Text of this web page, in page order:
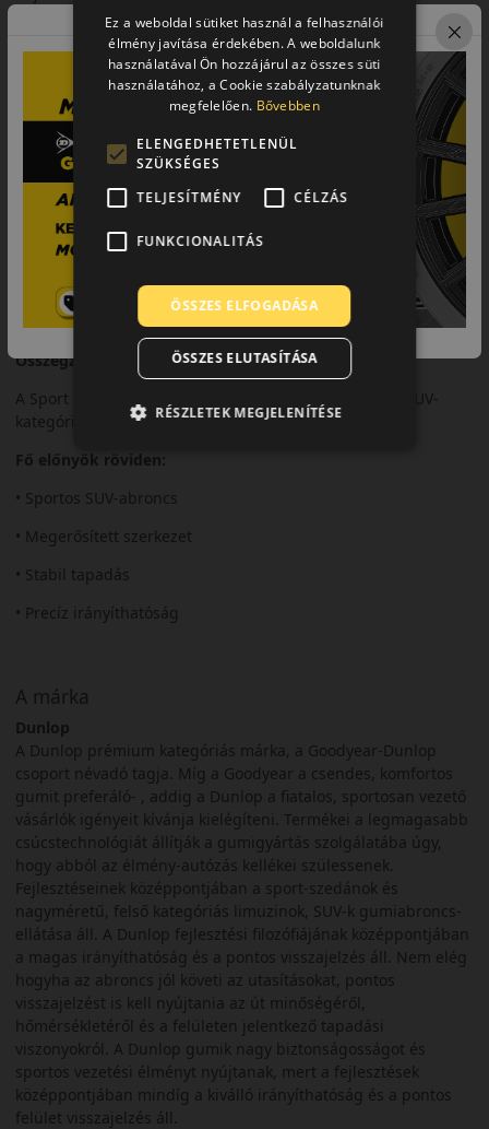
Futófelület és tapadás
Megerősített szerkezete stabil tapadást és pontos
irányíthatóságot biztosít.
Biztonsági jellemzők
Megbízható fékteljesítmény és jó menetstabilitás jellemzi.
Komfort és zajszint
Sportos karaktere mellett is kiegyensúlyozott komfortot nyújt.
Felhasználási ajánlás
SUV-khoz és crossoverekhez, dinamikus nyári vezetéshez.
Összegzés
A Sport Maxx RT2 SUV sportos vezetési élményt kínál SUV-
kategóriában is.
Fő előnyök röviden:
• Sportos SUV-abroncs
• Megerősített szerkezet
• Stabil tapadás
• Precíz irányíthatóság
A márka
Dunlop
A Dunlop prémium kategóriás márka, a Goodyear-Dunlop
csoport névadó tagja. Míg a Goodyear a csendes, komfortos
gumit preferáló- , addig a Dunlop a fiatalos, sportosan vezető
vásárlók igényeit kívánja kielégíteni. Termékei a legmagasabb
csúcstechnológiát állítják a gumigyártás szolgálatába úgy,
hogy abból az élmény-autózás kellékei szülessenek.
Fejlesztéseinek középpontjában a sport-szedánok és
nagyméretű, felső kategóriás limuzinok, SUV-k gumiabroncs-
ellátása áll. A Dunlop fejlesztési filozófiájának középpontjában
a magas irányíthatóság és a pontos visszajelzés áll. Nem elég
hogyha az abroncs jól követi az utasításokat, pontos
visszajelzést is kell nyújtania az út minőségéről,
hőmérsékletéről és a felületen jelentkező tapadási
viszonyokról. A Dunlop gumik nagy biztonságosságot és
sportos vezetési élményt nyújtanak, mert a fejlesztések
középpontjában mindíg a kiválló irányíthatóság és a pontos
felület visszajelzés áll.
Ez a weboldal sütiket használ a felhasználói
élmény javítása érdekében. A weboldalunk
használatával Ön hozzájárul az összes süti
használatához, a Cookie szabályzatunknak
megfelelően. Bővebben
ELENGEDHETETLENÜL
SZÜKSÉGES
TELJESÍTMÉNY
CÉLZÁS
FUNKCIONALITÁS
ÖSSZES ELFOGADÁSA
ÖSSZES ELUTASÍTÁSA
RÉSZLETEK MEGJELENÍTÉSE